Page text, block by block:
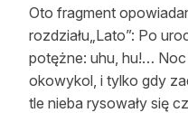
Oto fragment
rozdziału„Lato”: Po
potężne: uhu, hu!… Noc
okowykol, i tylko gdy
tle nieba rysowały się